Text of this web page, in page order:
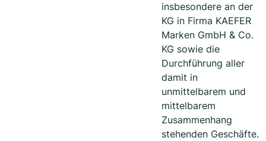
insbesondere an der
KG in Firma KAEFER
Marken GmbH & Co.
KG sowie die
Durchführung aller
damit in
unmittelbarem und
mittelbarem
Zusammenhang
stehenden Geschäfte.